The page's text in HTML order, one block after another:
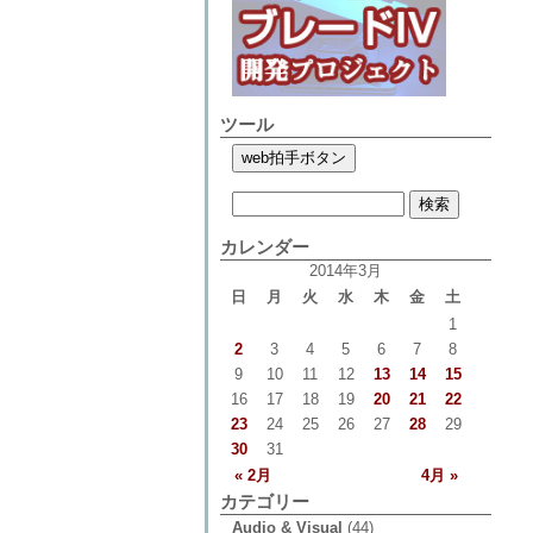
ツール
カレンダー
2014年3月
日
月 火 水 木 金 土
« 2月 4月 »
1
2
3 4 5 6 7
8
9
10 11 12 13 14
15
16
17 18 19 20 21
22
23
24 25 26 27 28
29
30
31
カテゴリー
Audio & Visual (44)